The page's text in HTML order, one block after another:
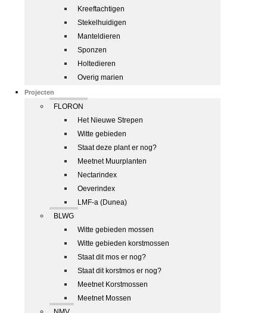
Kreeftachtigen
Stekelhuidigen
Manteldieren
Sponzen
Holtedieren
Overig marien
Projecten
FLORON
Het Nieuwe Strepen
Witte gebieden
Staat deze plant er nog?
Meetnet Muurplanten
Nectarindex
Oeverindex
LMF-a (Dunea)
BLWG
Witte gebieden mossen
Witte gebieden korstmossen
Staat dit mos er nog?
Staat dit korstmos er nog?
Meetnet Korstmossen
Meetnet Mossen